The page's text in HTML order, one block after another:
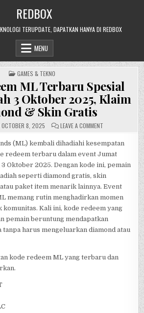
REDBOX
TERUPDATE, DAPATKAN HANYA DI REDBOX
MENU
POSTED
IN
GAMES & TEKNO
ML Terbaru Spesial
3 Oktober 2025, Klaim
& Skin Gratis
OCTOBER 8, 2025 LEAVE A COMMENTON
ML
TERBARU
SPESIAL
JUMAT
BERKAH
OKTOBER
2025,
KLAIM
DIAMOND
&
SKIN
GRATIS
(ML) kembali dihadiahi kesempatan
redeem terbaru dalam event Jumat
Oktober 2025. Dengan kode ini, pemain
seperti diamond gratis, skin
paket item menarik lainnya. Event
memang rutin menghadirkan momen
komunitas. Kali ini, kode redeem yang
pemain beruntung mendapatkan
tanpa harus mengeluarkan diamond atau
kode redeem ML yang terbaru dan